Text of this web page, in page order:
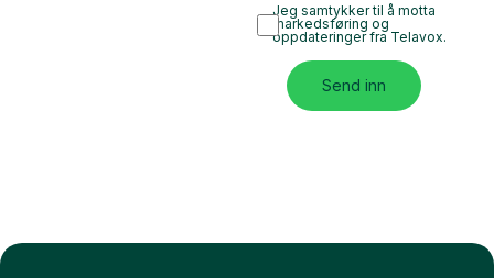
Jeg samtykker til å motta
markedsføring og
oppdateringer fra Telavox.
Send inn